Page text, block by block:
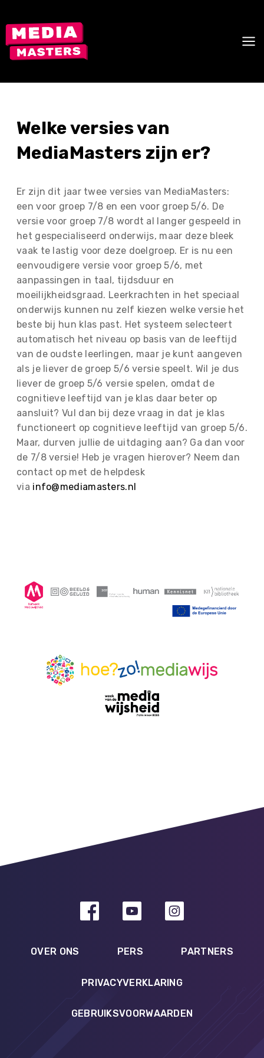
to
content
Welke versies van
MediaMasters zijn er?
Er zijn dit jaar twee versies van MediaMasters:
een voor groep 7/8 en een voor groep 5/6. De
versie voor groep 7/8 wordt al langer gespeeld in
het gespecialiseerd onderwijs, maar deze bleek
vaak te lastig voor deze doelgroep. Er is nu een
eenvoudigere versie voor groep 5/6, met
aanpassingen in taal, tijdsduur en
moeilijkheidsgraad. Leerkrachten in het speciaal
onderwijs kunnen nu zelf kiezen welke versie het
beste bij hun klas past. Het systeem selecteert
automatisch het niveau op basis van de leeftijd
van de oudste leerlingen, maar je kunt aangeven
als je liever de groep 5/6 versie speelt. Wil je dus
liever de groep 5/6 versie spelen, omdat de
cognitieve leeftijd van je klas daar beter op
aansluit? Vul dan bij deze vraag in dat je klas
functioneert op cognitieve leeftijd van groep 5/6.
Maar, durven jullie de uitdaging aan? Ga dan voor
de 7/8 versie! Heb je vragen hierover? Neem dan
contact op met de helpdesk
via info@mediamasters.nl
OVER ONS PERS PARTNERS
PRIVACYVERKLARING
GEBRUIKSVOORWAARDEN